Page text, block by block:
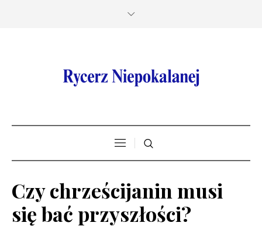
Czy chrześcijanin musi
się bać przyszłości?